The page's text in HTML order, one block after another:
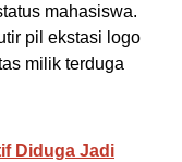
mahasiswa.
pil ekstasi logo
milik terduga
Diduga Jadi